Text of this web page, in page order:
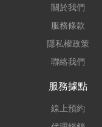
關於我們
服務條款
隱私權政策
聯絡我們
服務據點
線上預約